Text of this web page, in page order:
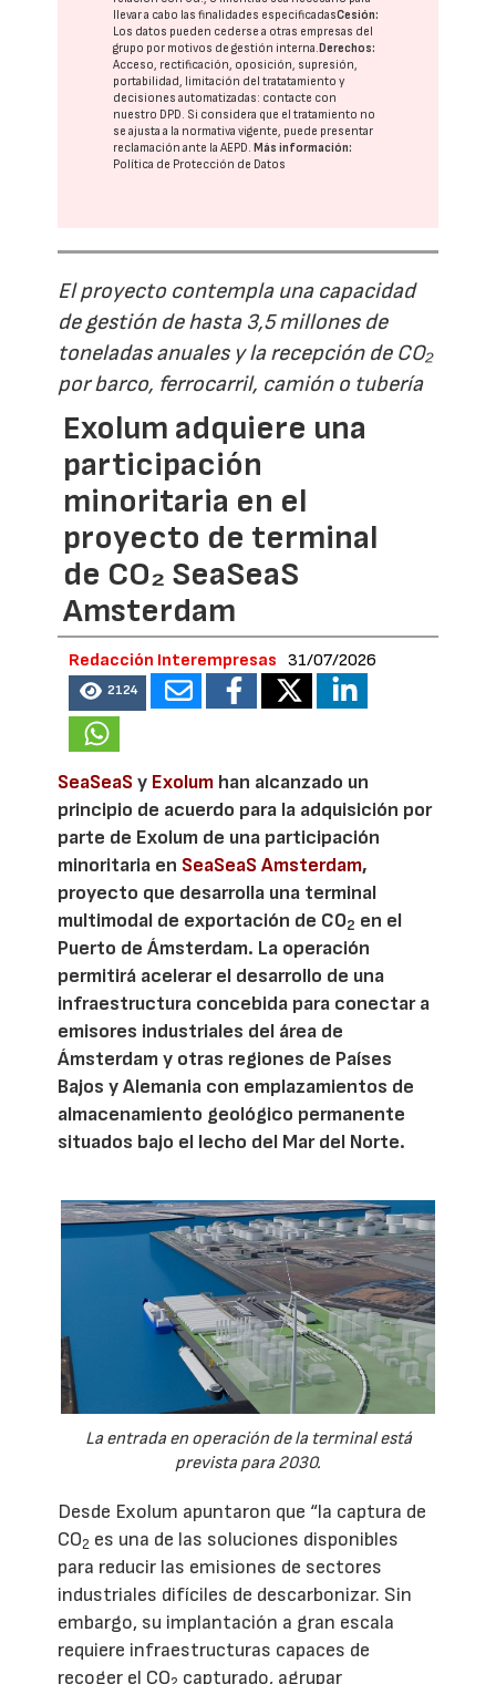
llevar a cabo las finalidades especificadasCesión:
Los datos pueden cederse a otras empresas del
grupo por motivos de gestión interna. Derechos:
Acceso, rectificación, oposición, supresión,
portabilidad, limitación del tratatamiento y
decisiones automatizadas: contacte con
nuestro DPD. Si considera que el tratamiento no
se ajusta a la normativa vigente, puede presentar
reclamación ante laAEPD. Más información:
Política de Protección de Datos
El proyecto contempla una capacidad
de gestión de hasta 3,5 millones de
toneladas anuales y la recepción de CO₂
por barco, ferrocarril, camión o tubería
Exolum adquiere una
participación
minoritaria en el
proyecto de terminal
de CO₂ SeaSeaS
Amsterdam
Redacción Interempresas 31/07/2026
2124
SeaSeaSy Exolum han alcanzado un
principio de acuerdo para la adquisición por
parte de Exolum de una participación
minoritaria en SeaSeaS Amsterdam,
proyecto que desarrolla una terminal
multimodal de exportación de CO2 en el
Puerto de Ámsterdam. La operación
permitirá acelerar el desarrollo de una
infraestructura concebida para conectar a
emisores industriales del área de
Ámsterdam y otras regiones de Países
Bajos y Alemania con emplazamientos de
almacenamiento geológico permanente
situados bajo el lecho del Mar del Norte.
La entrada en operación de la terminal está
prevista para 2030.
Desde Exolum apuntaron que “la captura de
CO2 es una de las soluciones disponibles
para reducir las emisiones de sectores
industriales difíciles de descarbonizar. Sin
embargo, su implantación a gran escala
requiere infraestructuras capaces de
recoger el CO
capturado, agrupar